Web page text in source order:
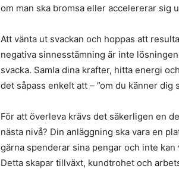
om man ska bromsa eller accelererar sig
Att vänta ut svackan och hoppas att
negativa sinnesstämning är inte
svacka. Samla dina krafter, hitta energi
det såpass enkelt att – ”om du känner
För att överleva krävs det säkerligen en
nästa nivå? Din anläggning ska vara en
gärna spenderar sina pengar och inte
Detta skapar tillväxt, kundtrohet och